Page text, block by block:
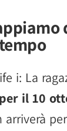
i: La
il 10
arriverà